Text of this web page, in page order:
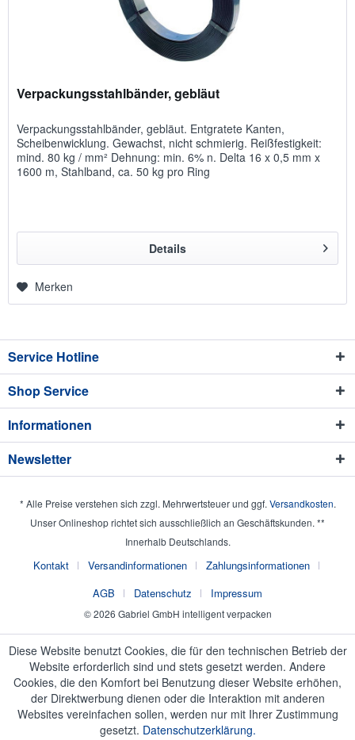
Verpackungsstahlbänder, gebläut
Verpackungsstahlbänder, gebläut. Entgratete Kanten,
Scheibenwicklung. Gewachst, nicht schmierig. Reißfestigkeit:
mind. 80 kg / mm² Dehnung: min. 6% n. Delta 16 x 0,5 mm x
1600 m, Stahlband, ca. 50 kg pro Ring
Details
Merken
Service Hotline
Shop Service
Informationen
Newsletter
* Alle Preise verstehen sich zzgl. Mehrwertsteuer und ggf. Versandkosten.
Unser Onlineshop richtet sich ausschließlich an Geschäftskunden. **
Innerhalb Deutschlands.
Kontakt Versandinformationen
Zahlungsinformationen
AGB
Datenschutz Impressum
© 2026 Gabriel GmbH intelligent verpacken
Diese Website benutzt Cookies, die für den technischen Betrieb der
Website erforderlich sind und stets gesetzt werden. Andere
Cookies, die den Komfort bei Benutzung dieser Website erhöhen,
der Direktwerbung dienen oder die Interaktion mit anderen
Websites vereinfachen sollen, werden nur mit Ihrer Zustimmung
gesetzt. Datenschutzerklärung.